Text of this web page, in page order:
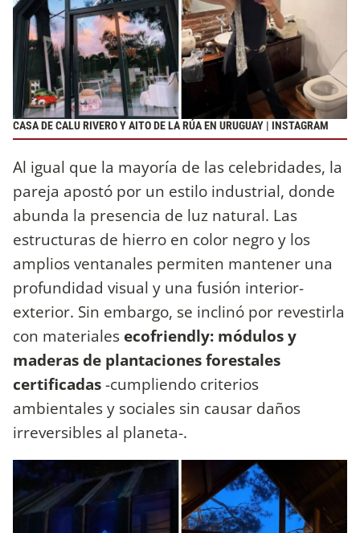
CASA DE CALU RIVERO Y AITO DE LA RÚA EN URUGUAY | INSTAGRAM
Al igual que la mayoría de las celebridades, la
pareja apostó por un estilo industrial, donde
abunda la presencia de luz natural. Las
estructuras de hierro en color negro y los
amplios ventanales permiten mantener una
profundidad visual y una fusión interior-
exterior. Sin embargo, se inclinó por revestirla
con materiales ecofriendly: módulos y
maderas de plantaciones forestales
certificadas-cumpliendo criterios
ambientales y sociales sin causar daños
irreversibles al planeta-.